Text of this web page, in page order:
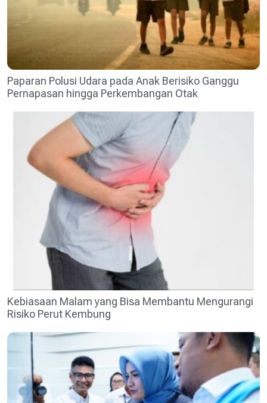
Paparan Polusi Udara pada Anak Berisiko Ganggu
Pernapasan hingga Perkembangan Otak
Kebiasaan Malam yang Bisa Membantu Mengurangi
Risiko Perut Kembung